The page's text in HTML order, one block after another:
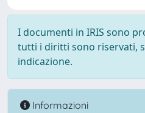
I documenti in IRIS sono
tutti i diritti sono riservati,
indicazione.
Informazioni